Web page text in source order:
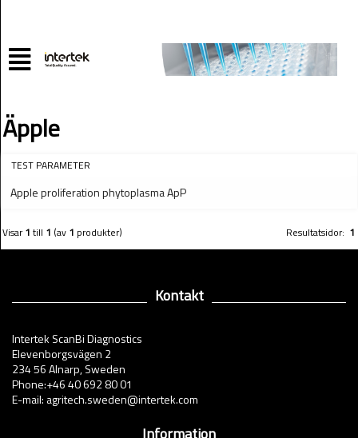
Äpple
TEST PARAMETER
Apple proliferation phytoplasma ApP
Visar1 till 1 (av 1 produkter) Resultatsidor: 1
Kontakt
Intertek ScanBi Diagnostics
Elevenborgsvägen 2
234 56 Alnarp, Sweden
Phone:+46 40 692 80 01
E-mail: agritech.sweden@intertek.com
Information